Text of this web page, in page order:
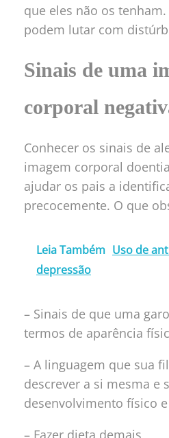
que eles não os
podem lutar com
Sinais de uma
corporal
Conhecer os sinais de
imagem corporal
ajudar os pais a
precocemente. O que
Leia Também Uso de
depressão
– Sinais de que uma
termos de aparência
– A linguagem que sua
descrever a si mesma e
desenvolvimento físico
– Fazer dieta demais